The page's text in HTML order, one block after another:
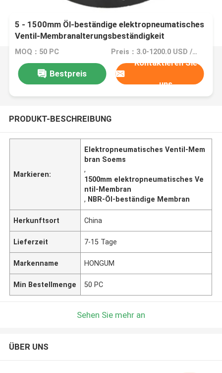
5 - 1500mm Öl-beständige elektropneumatisches
Ventil-Membranalterungsbeständigkeit
MOQ：50 PC Preis：3.0-1200.0 USD / PC
Bestpreis
Kontaktieren Sie
uns
PRODUKT-BESCHREIBUNG
Markieren:
Elektropneumatisches Ventil-Mem
bran Soems
,
1500mm elektropneumatisches Ve
ntil-Membran
, NBR-Öl-beständige Membran
Herkunftsort China
Lieferzeit 7-15 Tage
Markenname HONGUM
Min Bestellmenge 50 PC
Sehen Sie mehr an
ÜBER UNS